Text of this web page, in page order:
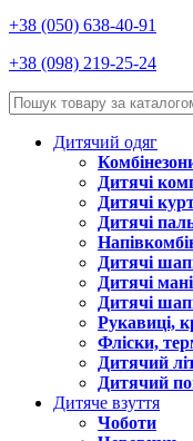
+38 (050) 638-40-91
+38 (098) 219-25-24
Дитячий одяг
Дитячі
Дитячі
Дитячі
Дитячі
Дитячі
Дитячі
Рукавиці,
Фліски,
Дитячий
Дитячий
Дитяче взуття
Чоботи